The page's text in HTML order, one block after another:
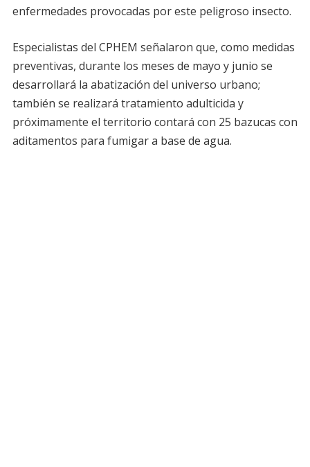
enfermedades provocadas por este peligroso insecto.
Especialistas del CPHEM señalaron que, como medidas
preventivas, durante los meses de mayo y junio se
desarrollará la abatización del universo urbano;
también se realizará tratamiento adulticida y
próximamente el territorio contará con 25 bazucas con
aditamentos para fumigar a base de agua.